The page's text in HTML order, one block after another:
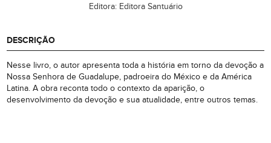
Editora: Editora Santuário
DESCRIÇÃO
Nesse livro, o autor apresenta toda a história em torno da devoção a
Nossa Senhora de Guadalupe, padroeira do México e da América
Latina. A obra reconta todo o contexto da aparição, o
desenvolvimento da devoção e sua atualidade, entre outros temas.